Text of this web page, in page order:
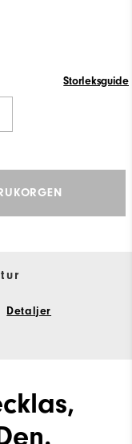
Storleksguide
Detaljer